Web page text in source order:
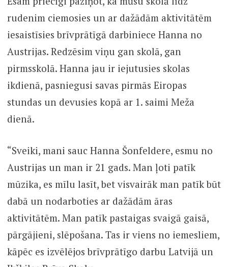
rudenim ciemosies un ar dažādām aktivitātēm
iesaistīsies brīvprātīgā darbiniece Hanna no
Austrijas. Redzēsim viņu gan skolā, gan
pirmsskolā. Hanna jau ir iejutusies skolas
ikdienā, pasniegusi savas pirmās Eiropas
stundas un devusies kopā ar 1. saimi Meža
dienā.
“Sveiki, mani sauc Hanna Šonfeldere, esmu no
Austrijas un man ir 21 gads. Man ļoti patīk
mūzika, es mīlu lasīt, bet visvairāk man patīk būt
dabā un nodarboties ar dažādām āras
aktivitātēm. Man patīk pastaigas svaigā gaisā,
pārgājieni, slēpošana. Tas ir viens no iemesliem,
kāpēc es izvēlējos brīvprātīgo darbu Latvijā un